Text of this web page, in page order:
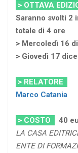
> OTTAVA
Saranno svolti 2
totale di 4 ore
> Mercoledì 16
> Giovedì 17
> RELATORE
Marco Catania
> COSTO
40
LA CASA
ENTE DI